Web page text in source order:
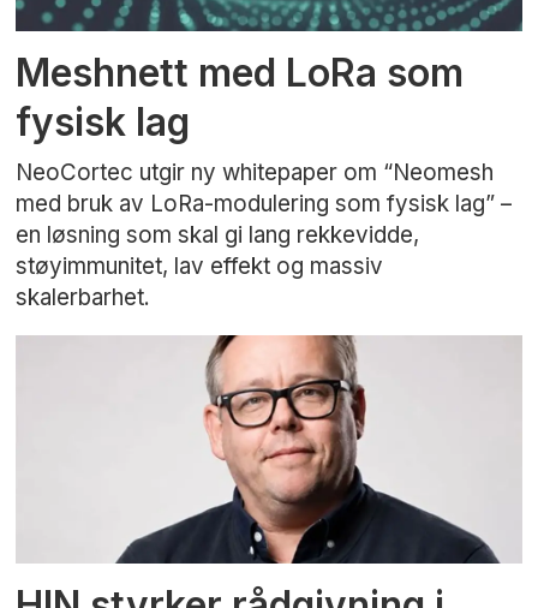
Meshnett med LoRa som
fysisk lag
NeoCortec utgir ny whitepaper om “Neomesh
med bruk av LoRa-modulering som fysisk lag” –
en løsning som skal gi lang rekkevidde,
støyimmunitet, lav effekt og massiv
skalerbarhet.